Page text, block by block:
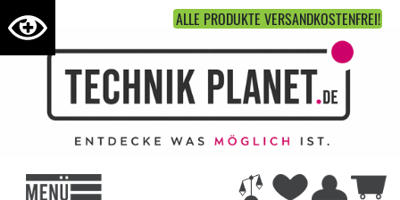
ALLE PRODUKTE VERSANDKOSTENFREI!